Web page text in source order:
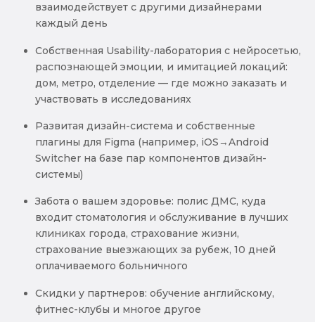
взаимодействует с другими дизайнерами
каждый день
Собственная Usability-лаборатория с нейросетью,
распознающей эмоции, и имитацией локаций:
дом, метро, отделение — где можно заказать и
участвовать в исследованиях
Развитая дизайн-система и собственные
плагины для Figma (например, iOS→Android
Switcher на базе пар компонентов дизайн-
системы)
Забота о вашем здоровье: полис ДМС, куда
входит стоматология и обслуживание в лучших
клиниках города, страхование жизни,
страхование выезжающих за рубеж, 10 дней
оплачиваемого больничного
Скидки у партнеров: обучение английскому,
фитнес-клубы и многое другое